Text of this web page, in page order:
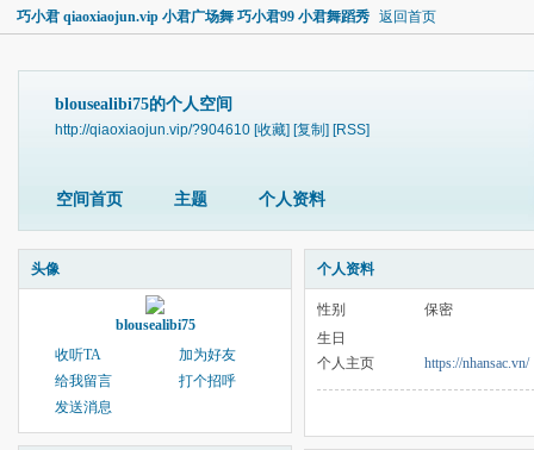
巧小君 qiaoxiaojun.vip 小君广场舞 巧小君99 小君舞蹈秀 返回首页
blousealibi75的个人空间
http://qiaoxiaojun.vip/?904610 [收藏] [复制] [RSS]
空间首页 主题 个人资料
头像
blousealibi75
收听TA
加为好友
给我留言
打个招呼
发送消息
个人资料
性别
保密
生日
个人主页
https://nhansac.vn/